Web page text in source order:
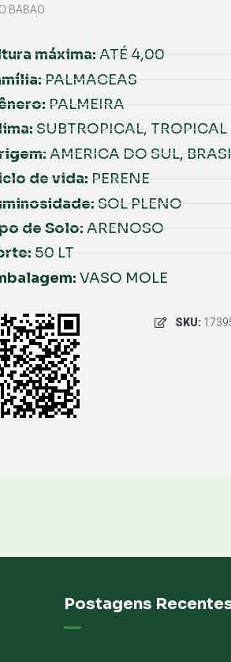
BABAO
máxima: ATÉ 4,00
PALMACEAS
PALMEIRA
SUBTROPICAL, TROPICAL
AMERICA DO SUL,
de vida: PERENE
SOL PLENO
de Solo: ARENOSO
50 LT
VASO MOLE
SKU:
Postagens